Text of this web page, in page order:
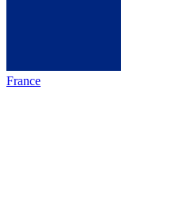
France